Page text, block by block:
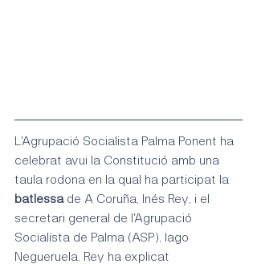
L'Agrupació Socialista Palma Ponent ha
celebrat avui la Constitució amb una
taula rodona en la qual ha participat la
batlessa de A Coruña, Inés Rey, i el
secretari general de l'Agrupació
Socialista de Palma (ASP), Iago
Negueruela. Rey ha explicat